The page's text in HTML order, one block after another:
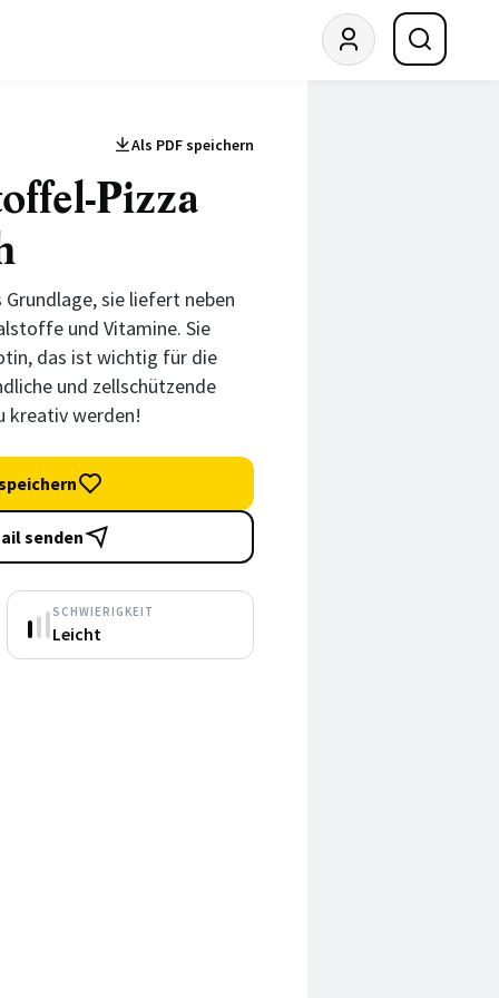
Als PDF speichern
Pizza
sie liefert neben
und Vitamine. Sie
das ist wichtig für die
und zellschützende
kreativ werden!
senden
SCHWIERIGKEIT
Leicht